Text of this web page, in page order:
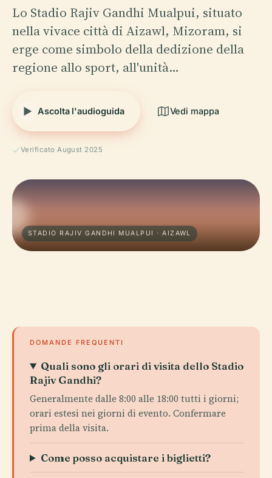
Lo Stadio Rajiv Gandhi Mualpui, situato
nella vivace città di Aizawl, Mizoram, si
erge come simbolo della dedizione della
regione allo sport, all'unità…
Ascolta l'audioguida Vedi mappa
Verificato August 2025
STADIO RAJIV GANDHI MUALPUI · AIZAWL
DOMANDE FREQUENTI
Quali sono gli orari di visita dello Stadio
Rajiv Gandhi?
Generalmente dalle 8:00 alle 18:00 tutti i giorni;
orari estesi nei giorni di evento. Confermare
prima della visita.
Come posso acquistare i biglietti?